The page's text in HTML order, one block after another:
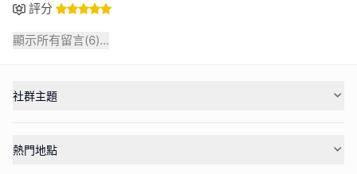
評分
顯示所有留言(6)...
社群主題
熱門地點